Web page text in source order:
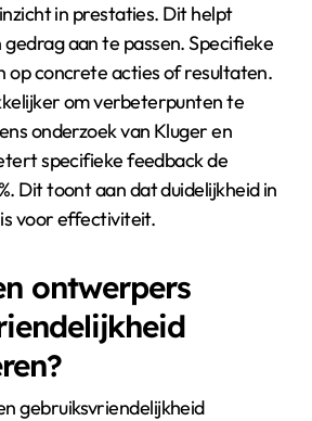
in prestaties. Dit helpt
aan te passen. Specifieke
op concrete acties of resultaten.
om verbeterpunten te
onderzoek van Kluger en
specifieke feedback de
Dit toont aan dat duidelijkheid in
voor effectiviteit.
ontwerpers
gebruiksvriendelijkheid